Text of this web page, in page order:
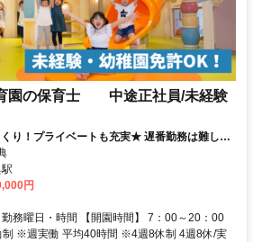
園の保育士 中途正社員/未経験
り！プライベートも充実★ 遅番勤務は難しい
円
務曜日・時間 【開園時間】 7：00～20：00
※週実働 平均40時間 ※4週8休制 4週8休/実